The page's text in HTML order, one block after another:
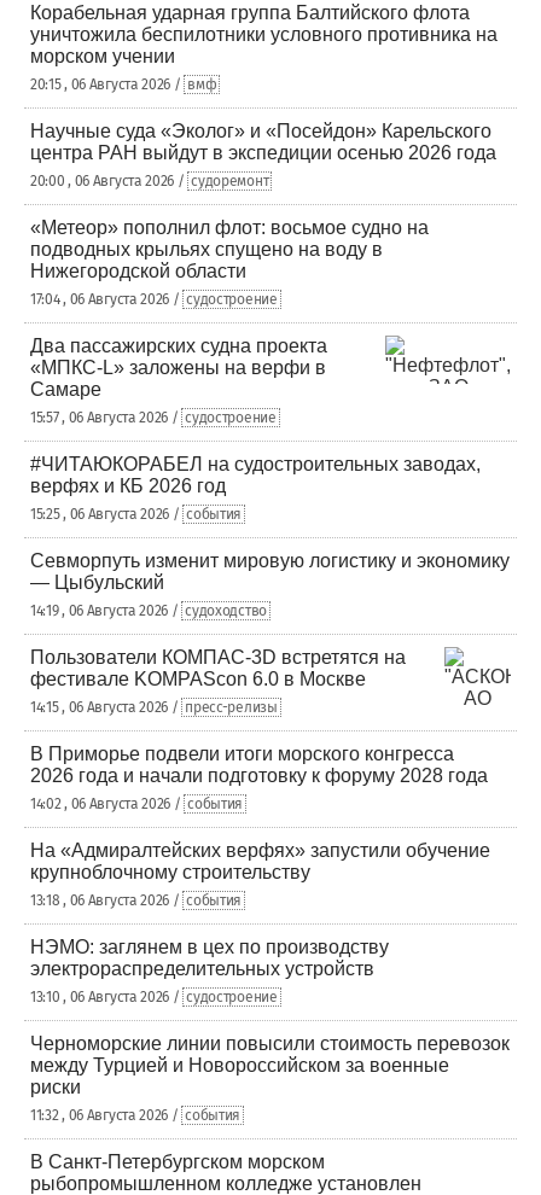
Корабельная ударная группа Балтийского флота
уничтожила беспилотники условного противника на
морском учении
20:15 , 06 Августа 2026 / вмф
Научные суда «Эколог» и «Посейдон» Карельского
центра РАН выйдут в экспедиции осенью 2026 года
20:00 , 06 Августа 2026 / судоремонт
«Метеор» пополнил флот: восьмое судно на
подводных крыльях спущено на воду в
Нижегородской области
17:04 , 06 Августа 2026 / судостроение
Два пассажирских судна проекта
«МПКС-L» заложены на верфи в
Самаре
15:57 , 06 Августа 2026 / судостроение
#ЧИТАЮКОРАБЕЛ на судостроительных заводах,
верфях и КБ 2026 год
15:25 , 06 Августа 2026 / события
Севморпуть изменит мировую логистику и экономику
— Цыбульский
14:19 , 06 Августа 2026 / судоходство
Пользователи КОМПАС-3D встретятся на
фестивале KOMPAScon 6.0 в Москве
14:15 , 06 Августа 2026 / пресс-релизы
В Приморье подвели итоги морского конгресса
2026 года и начали подготовку к форуму 2028 года
14:02 , 06 Августа 2026 / события
На «Адмиралтейских верфях» запустили обучение
крупноблочному строительству
13:18 , 06 Августа 2026 / события
НЭМО: заглянем в цех по производству
электрораспределительных устройств
13:10 , 06 Августа 2026 / судостроение
Черноморские линии повысили стоимость перевозок
между Турцией и Новороссийском за военные
риски
11:32 , 06 Августа 2026 / события
В Санкт-Петербургском морском
рыбопромышленном колледже установлен